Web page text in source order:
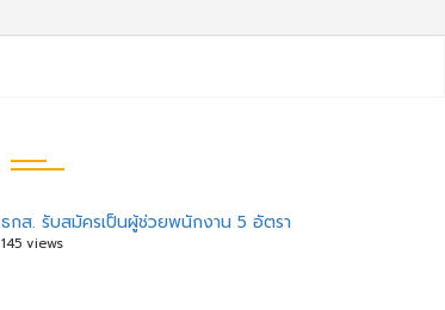
ธกส. รับสมัครเป็นผู้ช่วยพนักงาน 5 อัตรา
145 views